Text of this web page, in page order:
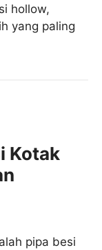
hollow,
yang paling
Kotak
pipa besi